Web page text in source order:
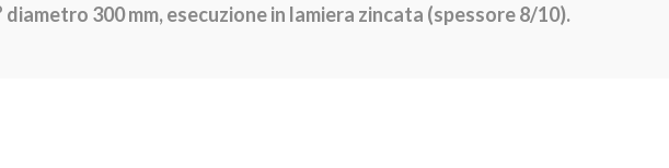
300 mm, esecuzione in lamiera zincata (spessore 8/10).